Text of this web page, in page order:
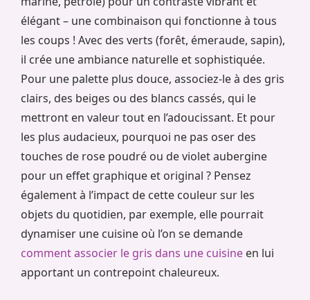
élégant – une combinaison qui fonctionne à tous
les coups ! Avec des verts (forêt, émeraude, sapin),
il crée une ambiance naturelle et sophistiquée.
Pour une palette plus douce, associez-le à des gris
clairs, des beiges ou des blancs cassés, qui le
mettront en valeur tout en l’adoucissant. Et pour
les plus audacieux, pourquoi ne pas oser des
touches de rose poudré ou de violet aubergine
pour un effet graphique et original ? Pensez
également à l’impact de cette couleur sur les
objets du quotidien, par exemple, elle pourrait
dynamiser une cuisine où l’on se demande
comment associer le gris dans une cuisine en lui
apportant un contrepoint chaleureux.